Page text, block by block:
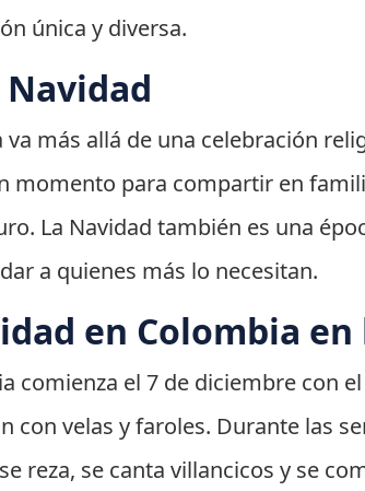
única y diversa.
más allá de una celebración
momento para compartir en
La Navidad también es una
a quienes más lo necesitan.
en Colombia
comienza el 7 de diciembre con
con velas y faroles. Durante las
reza, se canta villancicos y se